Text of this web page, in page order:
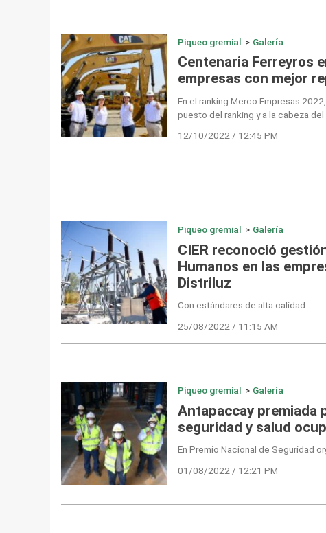
Piqueo gremial > Galería
Centenaria Ferreyros
empresas con mejor
En el ranking Merco Empresas
puesto del ranking y a la cabeza
12/10/2022 / 12:45 PM
Piqueo gremial > Galería
CIER reconoció
Humanos en las
Distriluz
Con estándares de alta calidad.
25/08/2022 / 11:15 AM
Piqueo gremial > Galería
Antapaccay premiada
seguridad y salud
En Premio Nacional de Seguridad
01/08/2022 / 12:21 PM